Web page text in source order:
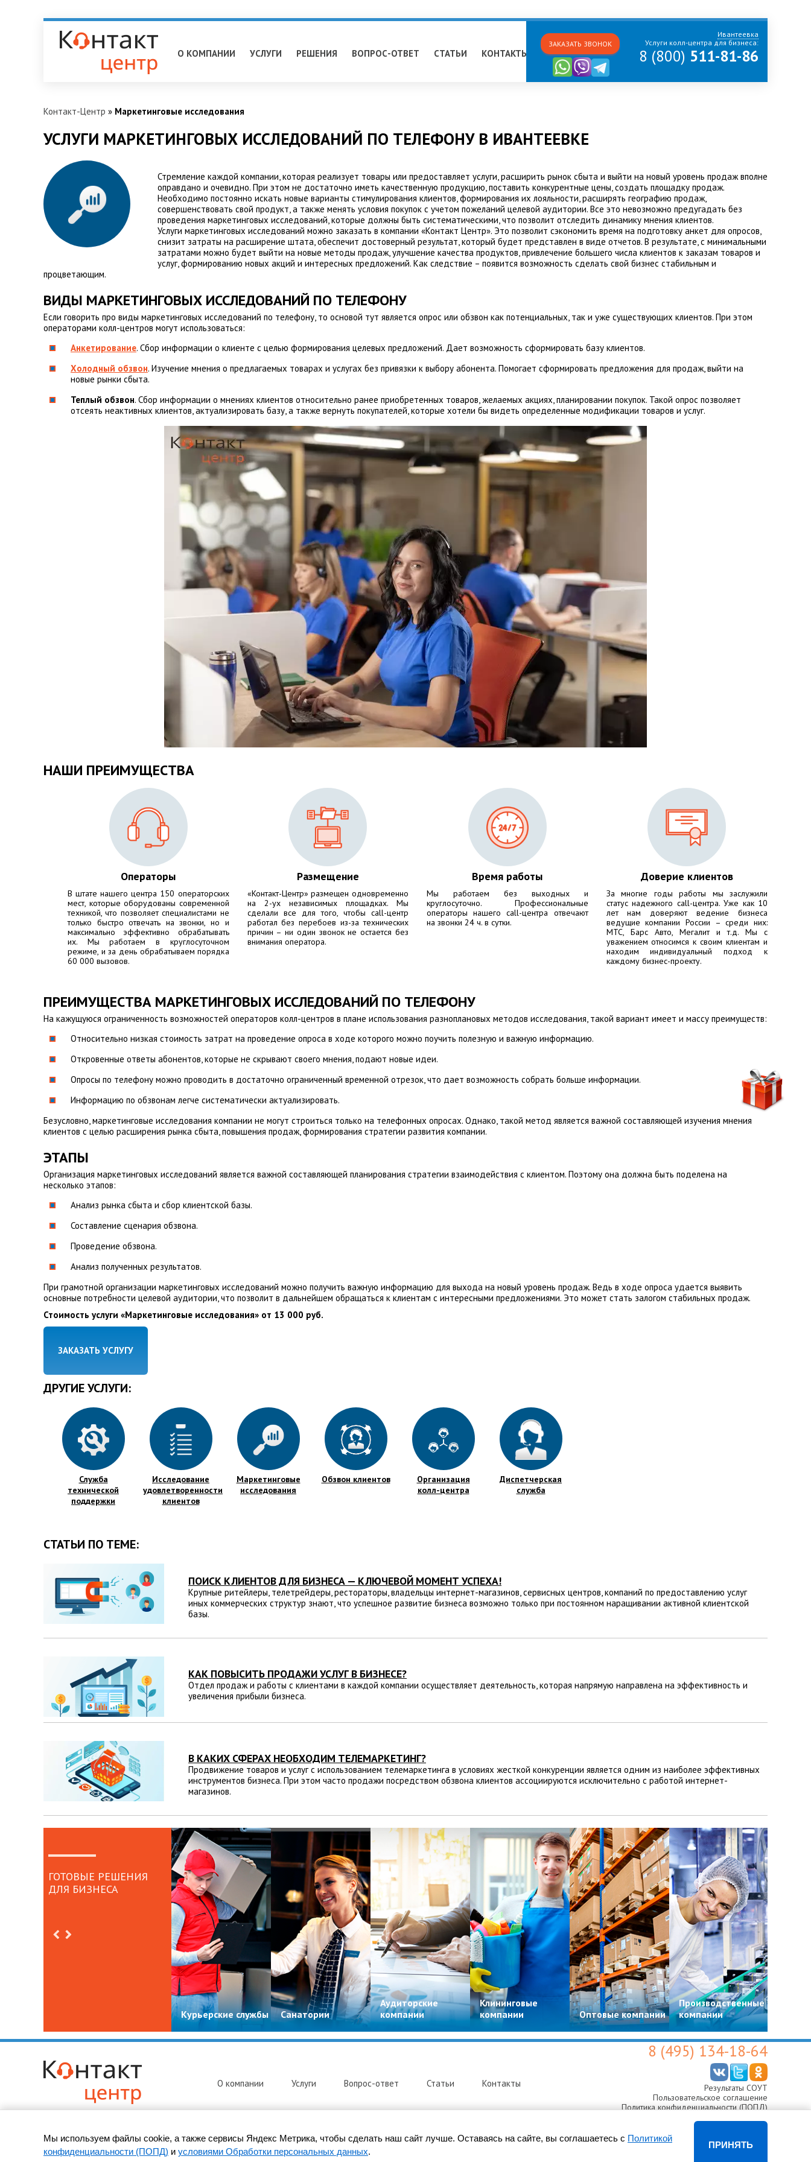
О КОМПАНИИ УСЛУГИ РЕШЕНИЯ ВОПРОС-ОТВЕТ СТАТЬИ КОНТАКТЫ
ЗАКАЗАТЬ ЗВОНОК
Ивантеевка
Услуги колл-центра для бизнеса:
8 (800) 511-81-86
Контакт-Центр » Маркетинговые исследования
УСЛУГИ МАРКЕТИНГОВЫХ ИССЛЕДОВАНИЙ ПО ТЕЛЕФОНУ В ИВАНТЕЕВКЕ
Стремление каждой компании, которая реализует товары или предоставляет услуги, расширить рынок сбыта и выйти на новый уровень продаж вполне
оправдано и очевидно. При этом не достаточно иметь качественную продукцию, поставить конкурентные цены, создать площадку продаж.
Необходимо постоянно искать новые варианты стимулирования клиентов, формирования их лояльности, расширять географию продаж,
совершенствовать свой продукт, а также менять условия покупок с учетом пожеланий целевой аудитории. Все это невозможно предугадать без
проведения маркетинговых исследований, которые должны быть систематическими, что позволит отследить динамику мнения клиентов.
Услуги маркетинговых исследований можно заказать в компании «Контакт Центр». Это позволит сэкономить время на подготовку анкет для опросов,
снизит затраты на расширение штата, обеспечит достоверный результат, который будет представлен в виде отчетов. В результате, с минимальными
затратами можно будет выйти на новые методы продаж, улучшение качества продуктов, привлечение большего числа клиентов к заказам товаров и
услуг, формированию новых акций и интересных предложений. Как следствие – появится возможность сделать свой бизнес стабильным и
процветающим.
ВИДЫ МАРКЕТИНГОВЫХ ИССЛЕДОВАНИЙ ПО ТЕЛЕФОНУ
Если говорить про виды маркетинговых исследований по телефону, то основой тут является опрос или обзвон как потенциальных, так и уже существующих клиентов. При этом
операторами колл-центров могут использоваться:
Анкетирование. Сбор информации о клиенте с целью формирования целевых предложений. Дает возможность сформировать базу клиентов.
Холодный обзвон. Изучение мнения о предлагаемых товарах и услугах без привязки к выбору абонента. Помогает сформировать предложения для продаж, выйти на
новые рынки сбыта.
Теплый обзвон. Сбор информации о мнениях клиентов относительно ранее приобретенных товаров, желаемых акциях, планировании покупок. Такой опрос позволяет
отсеять неактивных клиентов, актуализировать базу, а также вернуть покупателей, которые хотели бы видеть определенные модификации товаров и услуг.
НАШИ ПРЕИМУЩЕСТВА
Операторы
В штате нашего центра 150 операторских
мест, которые оборудованы современной
техникой, что позволяет специалистами не
только быстро отвечать на звонки, но и
максимально эффективно обрабатывать
их. Мы работаем в круглосуточном
режиме, и за день обрабатываем порядка
60 000 вызовов.
Размещение
«Контакт-Центр» размещен одновременно
на 2-ух независимых площадках. Мы
сделали все для того, чтобы call-центр
работал без перебоев из-за технических
причин – ни один звонок не остается без
внимания оператора.
Время работы
Мы работаем без выходных и
круглосуточно. Профессиональные
операторы нашего call-центра отвечают
на звонки 24 ч. в сутки.
Доверие клиентов
За многие годы работы мы заслужили
статус надежного call-центра. Уже как 10
лет нам доверяют ведение бизнеса
ведущие компании России – среди них:
МТС, Барс Авто, Мегалити т.д. Мы с
уважением относимся к своим клиентам и
находим индивидуальный подход к
каждому бизнес-проекту.
ПРЕИМУЩЕСТВА МАРКЕТИНГОВЫХ ИССЛЕДОВАНИЙ ПО ТЕЛЕФОНУ
На кажущуюся ограниченность возможностей операторов колл-центров в плане использования разноплановых методов исследования, такой вариант имеет и массу преимуществ:
Относительно низкая стоимость затрат на проведение опроса в ходе которого можно поучить полезную и важную информацию.
Откровенные ответы абонентов, которые не скрывают своего мнения, подают новые идеи.
Опросы по телефону можно проводить в достаточно ограниченный временной отрезок, что дает возможность собрать больше информации.
Информацию по обзвонам легче систематически актуализировать.
Безусловно, маркетинговые исследования компании не могут строиться только на телефонных опросах. Однако, такой метод является важной составляющей изучения мнения
клиентов с целью расширения рынка сбыта, повышения продаж, формирования стратегии развития компании.
ЭТАПЫ
Организация маркетинговых исследований является важной составляющей планирования стратегии взаимодействия с клиентом. Поэтому она должна быть поделена на
несколько этапов:
Анализ рынка сбыта и сбор клиентской базы.
Составление сценария обзвона.
Проведение обзвона.
Анализ полученных результатов.
При грамотной организации маркетинговых исследований можно получить важную информацию для выхода на новый уровень продаж. Ведь в ходе опроса удается выявить
основные потребности целевой аудитории, что позволит в дальнейшем обращаться к клиентам с интересными предложениями. Это может стать залогом стабильных продаж.
Стоимость услуги «Маркетинговые исследования» от 13 000 руб.
ЗАКАЗАТЬ УСЛУГУ
ДРУГИЕ УСЛУГИ:
Служба
технической
поддержки
Исследование
удовлетворенности
клиентов
Маркетинговые
исследования
Обзвон клиентов
Организация
колл-центра
Диспетчерская
служба
СТАТЬИ ПО ТЕМЕ:
ПОИСК КЛИЕНТОВ ДЛЯ БИЗНЕСА — КЛЮЧЕВОЙ МОМЕНТ УСПЕХА!
Крупные ритейлеры, телетрейдеры, рестораторы, владельцы интернет-магазинов, сервисных центров, компаний по предоставлению услуг
иных коммерческих структур знают, что успешное развитие бизнеса возможно только при постоянном наращивании активной клиентской
базы.
КАК ПОВЫСИТЬ ПРОДАЖИ УСЛУГ В БИЗНЕСЕ?
Отдел продаж и работы с клиентами в каждой компании осуществляет деятельность, которая напрямую направлена на эффективность и
увеличения прибыли бизнеса.
В КАКИХ СФЕРАХ НЕОБХОДИМ ТЕЛЕМАРКЕТИНГ?
Продвижение товаров и услуг с использованием телемаркетинга в условиях жесткой конкуренции является одним из наиболее эффективных
инструментов бизнеса. При этом часто продажи посредством обзвона клиентов ассоциируются исключительно с работой интернет-
магазинов.
ГОТОВЫЕ РЕШЕНИЯ
ДЛЯ БИЗНЕСА
Курьерские службы Санатории
Аудиторские
компании
Клининговые
компании
Оптовые компании
Производственные
компании
О компании Услуги Вопрос-ответ Статьи Контакты
8 (495) 134-18-64
Результаты СОУТ
Пользовательское соглашение
Политика конфиденциальности (ПОПД)
© 2010-2026 ООО «Контакт-Центр» -колл-центр в Ивантеевке
Адрес: 141282, Ивантеевка, ул. Толмачёва, д. 27к14, оф. 57
Мы используем файлы cookie, а также сервисы Яндекс Метрика, чтобы сделать наш сайт лучше. Оставаясь на сайте, вы соглашаетесь с Политикой
конфиденциальности (ПОПД) и условиями Обработки персональных данных.
ПРИНЯТЬ